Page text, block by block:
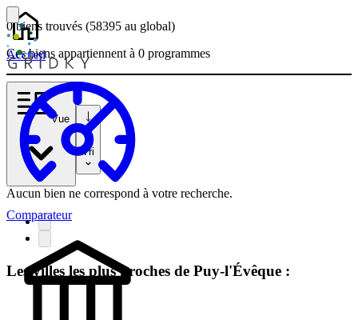
Accueil
Comparateur
0 biens trouvés (58395 au global)
Ces biens appartiennent à 0 programmes
Vue
Tri
Aucun bien ne correspond à votre recherche.
Les villes les plus proches de Puy-l'Évêque :